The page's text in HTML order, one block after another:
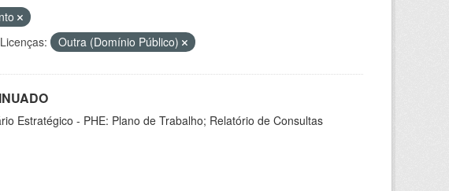
Licenças: Outra (Domínio Público)
Estratégico - PHE: Plano de Trabalho; Relatório de Consultas